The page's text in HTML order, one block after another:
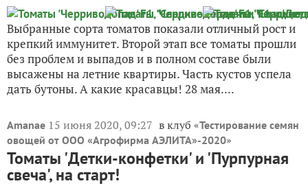
Выбранные сорта томатов показали отличный рост и
крепкий иммунитет. Второй этап все томаты прошли
без проблем и выпадов и в полном составе были
высажены на летние квартиры. Часть кустов успела
дать бутоны. А какие красавцы! 28 мая....
Amanae 15 июня 2020, 09:27 в клуб «Тестирование семян
овощей от ООО «Агрофирма АЭЛИТА»-2020»
Томаты 'Детки-конфетки' и 'Пурпурная
свеча', на старт!